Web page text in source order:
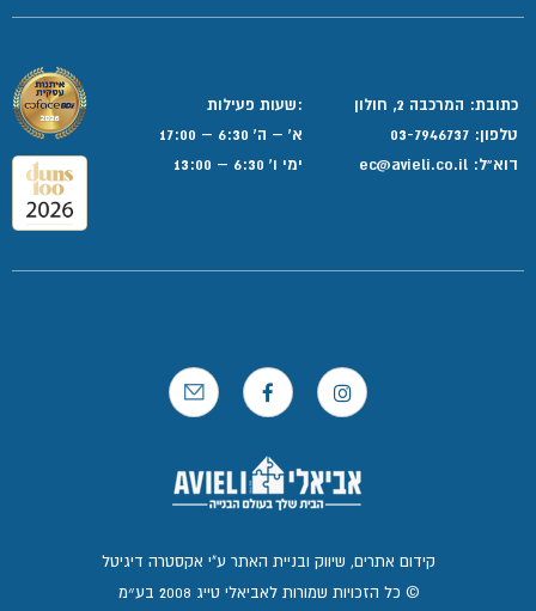
כתובת: המרכבה 2, חולון
טלפון: 03-7946737
דוא”ל:
:שעות פעילות
א' – ה' 6:30 – 17:00
ימי ו' 6:30 – 13:00
© כל הזכויות שמורות לאביאלי טייג 2008 בע״מ
קידום אתרים, שיווק ובניית האתר ע"י אקסטרה דיגיטל